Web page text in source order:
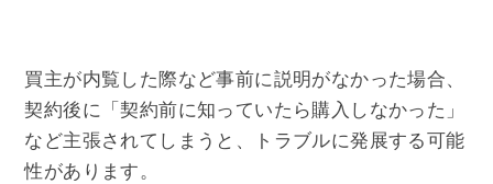
買主が内覧した際など事前に説明がなかった場合、
契約後に「契約前に知っていたら購入しなかった」
など主張されてしまうと、トラブルに発展する可能
性があります。